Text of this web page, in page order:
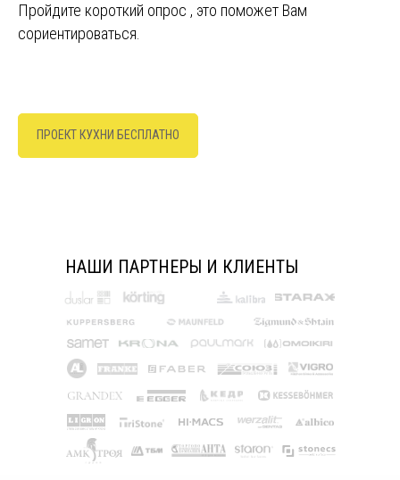
Пройдите короткий опрос , это поможет Вам
сориентироваться.
ПРОЕКТ КУХНИ БЕСПЛАТНО
НАШИ ПАРТНЕРЫ И КЛИЕНТЫ